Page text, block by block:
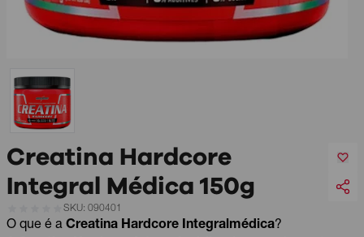
Creatina Hardcore
Integral Médica 150g
SKU: 090401
O que é a Creatina Hardcore Integralmédica?